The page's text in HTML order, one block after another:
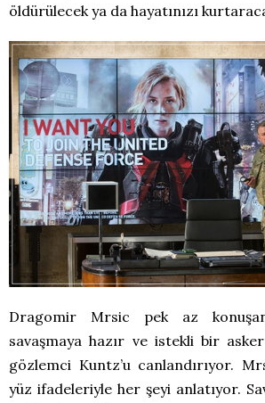
öldürülecek ya da hayatınızı
Dragomir Mrsic pek az
savaşmaya hazır ve istekli bir
gözlemci Kuntz’u canlandırıyor.
yüz ifadeleriyle her şeyi anlatıyor.